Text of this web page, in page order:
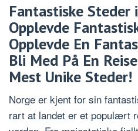
Fantastiske Steder
Opplevde
Opplevde En
Bli Med På En
Mest Unike Steder!
Norge er kjent for sin
rart at landet er et populært